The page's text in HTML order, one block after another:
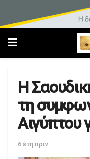
Η
τη
Αιγύπτου
6 έτη πριν